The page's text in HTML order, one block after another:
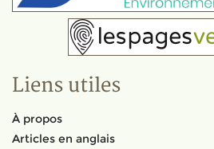
Liens utiles
À propos
Articles en anglais